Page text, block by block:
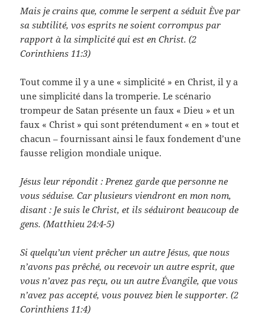
Mais je crains que, comme le serpent a séduit Ève par
sa subtilité, vos esprits ne soient corrompus par
rapport à la simplicité qui est en Christ. (2
Corinthiens 11:3)
Tout comme il y a une « simplicité » en Christ, il y a
une simplicité dans la tromperie. Le scénario
trompeur de Satan présente un faux « Dieu » et un
faux « Christ » qui sont prétendument « en » tout et
chacun – fournissant ainsi le faux fondement d’une
fausse religion mondiale unique.
Jésus leur répondit : Prenez garde que personne ne
vous séduise. Car plusieurs viendront en mon nom,
disant : Je suis le Christ, et ils séduiront beaucoup de
gens. (Matthieu 24:4-5)
Si quelqu’un vient prêcher un autre Jésus, que nous
n’avons pas prêché, ou recevoir un autre esprit, que
vous n’avez pas reçu, ou un autre Évangile, que vous
n’avez pas accepté, vous pouvez bien le supporter. (2
Corinthiens 11:4)